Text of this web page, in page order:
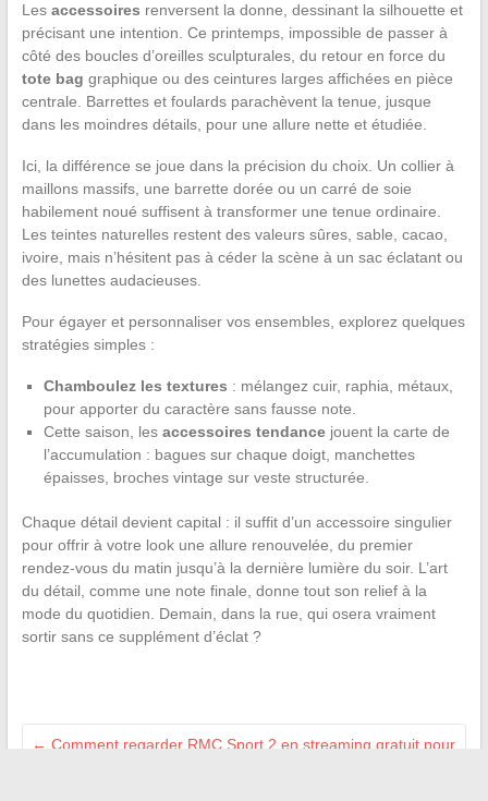
Les accessoires renversent la donne, dessinant la silhouette et
précisant une intention. Ce printemps, impossible de passer à
côté des boucles d’oreilles sculpturales, du retour en force du
tote bag graphique ou des ceintures larges affichées en pièce
centrale. Barrettes et foulards parachèvent la tenue, jusque
dans les moindres détails, pour une allure nette et étudiée.
Ici, la différence se joue dans la précision du choix. Un collier à
maillons massifs, une barrette dorée ou un carré de soie
habilement noué suffisent à transformer une tenue ordinaire.
Les teintes naturelles restent des valeurs sûres, sable, cacao,
ivoire, mais n’hésitent pas à céder la scène à un sac éclatant ou
des lunettes audacieuses.
Pour égayer et personnaliser vos ensembles, explorez quelques
stratégies simples :
Chamboulez les textures : mélangez cuir, raphia, métaux,
pour apporter du caractère sans fausse note.
Cette saison, les accessoires tendancejouent la carte de
l’accumulation : bagues sur chaque doigt, manchettes
épaisses, broches vintage sur veste structurée.
Chaque détail devient capital : il suffit d’un accessoire singulier
pour offrir à votre look une allure renouvelée, du premier
rendez-vous du matin jusqu’à la dernière lumière du soir. L’art
du détail, comme une note finale, donne tout son relief à la
mode du quotidien. Demain, dans la rue, qui osera vraiment
sortir sans ce supplément d’éclat ?
← Comment regarder RMC Sport 2 en streaming gratuit pour